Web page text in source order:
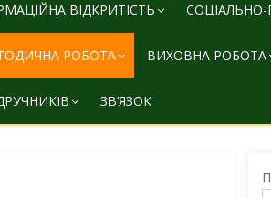
ВІДКРИТІСТЬ
РОБОТА ВИХОВНА РОБОТА
ЗВ’ЯЗОК